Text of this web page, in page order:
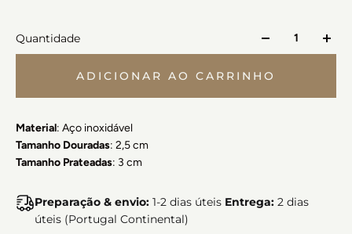
Quantidade
ADICIONAR AO CARRINHO
Material: Aço inoxidável
Tamanho Douradas: 2,5 cm
Tamanho Prateadas: 3 cm
Preparação & envio: 1-2 dias úteis Entrega: 2 dias
úteis (Portugal Continental)